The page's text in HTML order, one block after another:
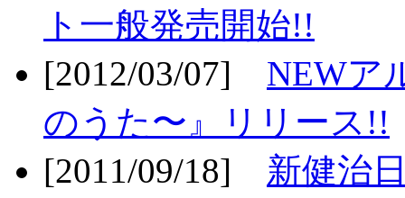
ト一般発売開始!!
[2012/03/07] NEWア
のうた〜』リリース!!
[2011/09/18] 新健治